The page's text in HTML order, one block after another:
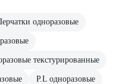
одноразовые
текстурированные
Р.L одноразовые